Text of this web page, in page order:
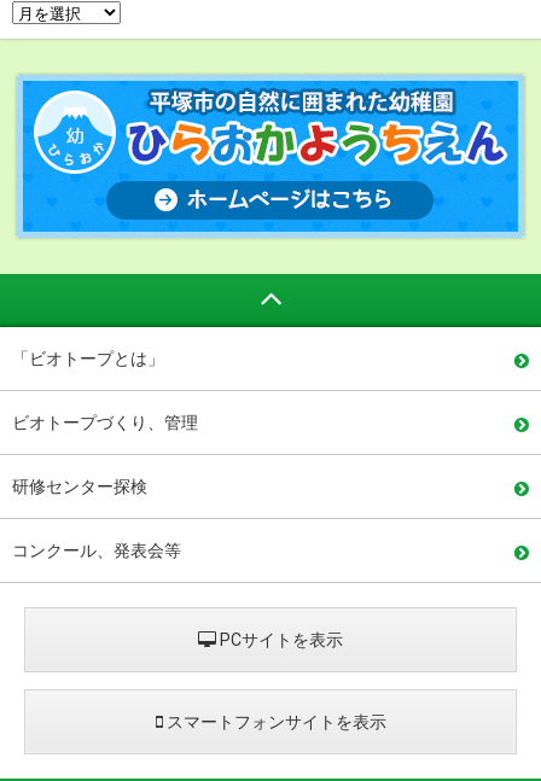
「ビオトープとは」
ビオトープづくり、管理
研修センター探検
コンクール、発表会等
PCサイトを表示
スマートフォンサイトを表示